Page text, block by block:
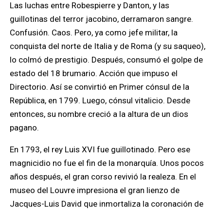
Las luchas entre Robespierre y Danton, y las
guillotinas del terror jacobino, derramaron sangre.
Confusión. Caos. Pero, ya como jefe militar, la
conquista del norte de Italia y de Roma (y su saqueo),
lo colmó de prestigio. Después, consumó el golpe de
estado del 18 brumario. Acción que impuso el
Directorio. Así se convirtió en Primer cónsul de la
República, en 1799. Luego, cónsul vitalicio. Desde
entonces, su nombre creció a la altura de un dios
pagano.
En 1793, el rey Luis XVI fue guillotinado. Pero ese
magnicidio no fue el fin de la monarquía. Unos pocos
años después, el gran corso revivió la realeza. En el
museo del Louvre impresiona el gran lienzo de
Jacques-Luis David que inmortaliza la coronación de